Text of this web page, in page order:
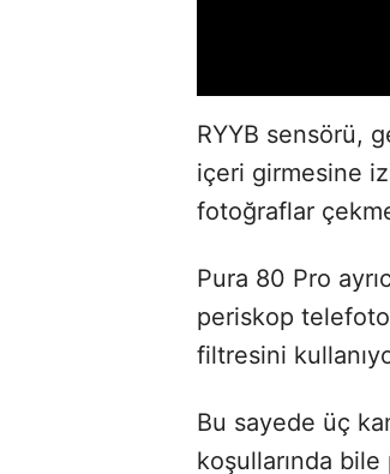
RYYB sensörü,
içeri girmesine
fotoğraflar
Pura 80 Pro
periskop
filtresini
Bu sayede üç
koşullarında